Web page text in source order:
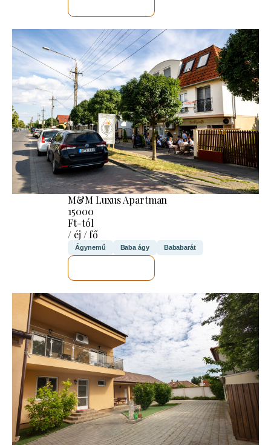
M&M Luxus Apartman
15000
Ft-tól
/ éj / fő
Ágynemű Baba ágy Bababarát